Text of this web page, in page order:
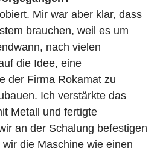
Mir war aber klar, dass
brauchen, weil es um
nach vielen
die Idee, eine
der Firma Rokamat zu
Ich verstärkte das
Metall und fertigte
an der Schalung befestigen
die Maschine wie einen